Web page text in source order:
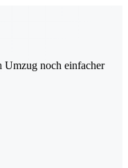
Umzug noch einfacher